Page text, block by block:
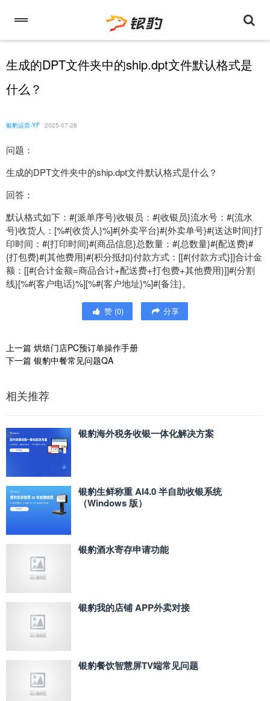
生成的DPT文件夹中的ship.dpt文件默认格式是
什么？
银豹运营-YF 2025-07-28
问题：
生成的DPT文件夹中的ship.dpt文件默认格式是什么？
回答：
默认格式如下：#{派单序号}收银员：#{收银员}流水号：#{流水
号}收货人：[%#{收货人}%]#{外卖平台}#{外卖单号}#{送达时间}打
印时间：#{打印时间}#{商品信息}总数量：#{总数量}#{配送费}#
{打包费}#{其他费用}#{积分抵扣}付款方式：[[#{付款方式}]]合计金
额：[[#{合计金额=商品合计+配送费+打包费+其他费用}]]#{分割
线}[%#{客户电话}%][%#{客户地址}%]#{备注}。
赞 (0) 分享
上一篇 烘焙门店PC预订单操作手册
下一篇 银豹中餐常见问题QA
相关推荐
银豹海外税务收银一体化解决方案
银豹生鲜称重 AI4.0 半自助收银系统
（Windows 版）
银豹酒水寄存申请功能
银豹我的店铺 APP外卖对接
银豹餐饮智慧屏TV端常见问题